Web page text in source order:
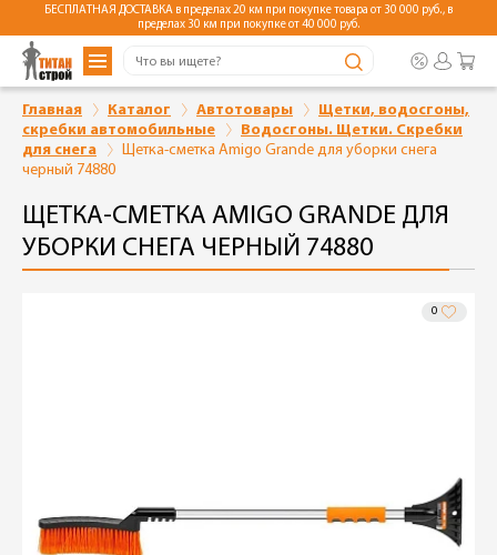
БЕСПЛАТНАЯ ДОСТАВКА в пределах 20 км при покупке товара от 30 000 руб., в
пределах 30 км при покупке от 40 000 руб.
Главная Каталог Автотовары
Щетки, водосгоны,
скребки автомобильные
Водосгоны. Щетки. Скребки
для снега
Щетка-сметка Amigo Grande для уборки снега
черный 74880
ЩЕТКА-СМЕТКА AMIGO GRANDE ДЛЯ
УБОРКИ СНЕГА ЧЕРНЫЙ 74880
0